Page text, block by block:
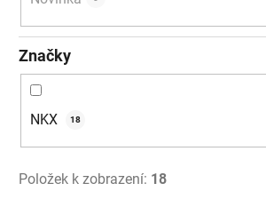
Značky
NKX 18
Položek k zobrazení: 18